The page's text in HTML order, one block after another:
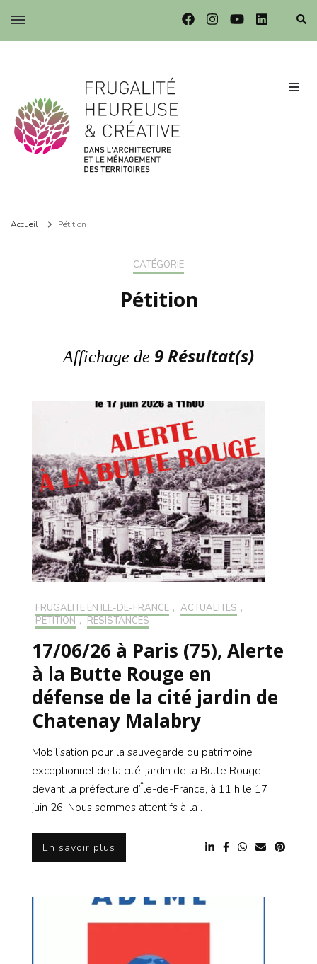
Frugalité dans l'architecture et le ménagement des territoires
Accueil Pétition
CATÉGORIE
Pétition
Affichage de 9 Résultat(s)
FRUGALITÉ EN ILE-DE-FRANCE , ACTUALITÉS ,
PÉTITION , RÉSISTANCES
17/06/26 à Paris (75), Alerte
à la Butte Rouge en
défense de la cité jardin de
Chatenay Malabry
Mobilisation pour la sauvegarde du patrimoine
exceptionnel de la cité-jardin de la Butte Rouge
devant la préfecture d’Île-de-France, à 11 h le 17
juin 26. Nous sommes attentifs à la …
En savoir plus